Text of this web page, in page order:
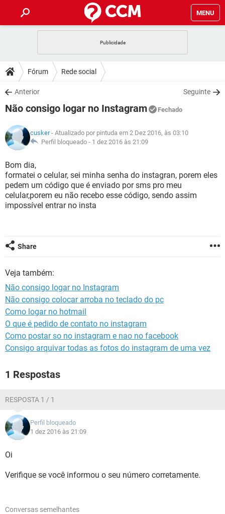
MENU
CELULAR
OUTLOOK
INSTAGRAM GMAIL
GUIA DE COMPRAS
DICAS
JOGOS
INSTAGRAM GMAIL
GUIA DE COMPRAS
DOWNLOADS
JOGOS WHATSAPP
CELULAR
OUTLOOK EXCEL
INSTAGRAM
GUIA DE COMPRAS
JOGOS WHATSAPP
CELULAR
OUTLOOK
INSTAGRAM GMAIL
GUIA DE COMPRAS
GLOSSÁRIO
JOGOS
CELULAR FACEBOOK
OUTLOOK EXCEL
INSTAGRAM
Fórum Rede social
Anterior Seguinte
Não consigo logar no Instagram Fechado
cusker- Atualizado por pintuda em 2 Dez 2016, às 03:10
Perfil bloqueado - 1 dez 2016 às 21:09
Bom dia,
formatei o celular, sei minha senha do instagran, porem eles
pedem um código que é enviado por sms pro meu
celular,porem eu não recebo esse código, sendo assim
impossível entrar no insta
Share
Veja também:
Não consigo logar no Instagram
Não consigo colocar arroba no teclado do pc
Como logar no hotmail
O que é pedido de contato no instagram
Como postar so no instagram e nao no facebook
Consigo arquivar todas as fotos do instagram de uma vez
1 Respostas
RESPOSTA 1 / 1
Perfil bloqueado
1 dez 2016 às 21:09
Oi
Verifique se você informou o seu número corretamente.
Conversas semelhantes